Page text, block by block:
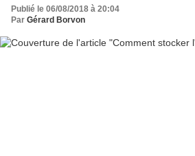
Publié le 06/08/2018 à 20:04
Par Gérard Borvon